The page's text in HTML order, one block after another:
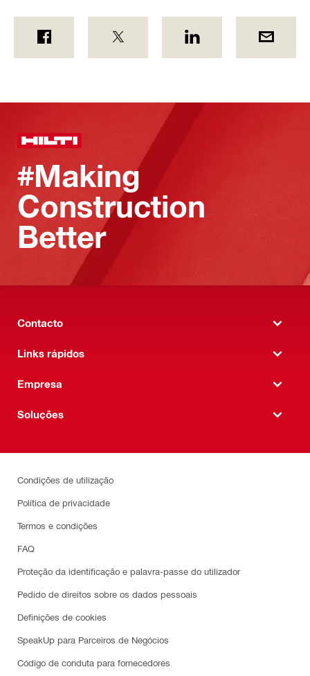
#Making
Construction
Better
Contacto
Links rápidos
Empresa
Soluções
Condições de utilização
Política de privacidade
Termos e condições
FAQ
Proteção da identificação e palavra-passe do utilizador
Pedido de direitos sobre os dados pessoais
Definições de cookies
SpeakUp para Parceiros de Negócios
Código de conduta para fornecedores